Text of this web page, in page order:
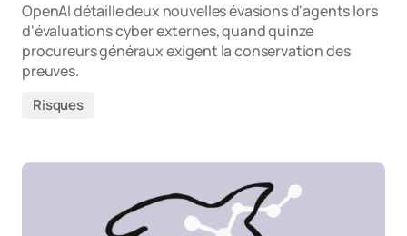
OpenAI détaille deux nouvelles évasions d'agents lors
d'évaluations cyber externes, quand quinze
procureurs généraux exigent la conservation des
preuves.
Risques